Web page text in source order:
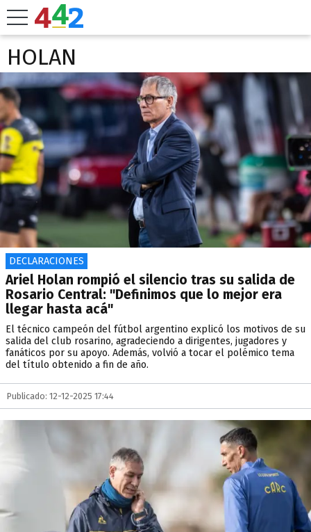
HOLAN
DECLARACIONES
Ariel Holan rompió el silencio tras su salida de
Rosario Central: "Definimos que lo mejor era
llegar hasta acá"
El técnico campeón del fútbol argentino explicó los motivos de su
salida del club rosarino, agradeciendo a dirigentes, jugadores y
fanáticos por su apoyo. Además, volvió a tocar el polémico tema
del título obtenido a fin de año.
Publicado: 12-12-2025 17:44